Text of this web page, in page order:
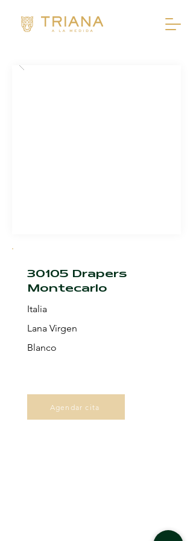
30105 Drapers
Montecarlo
Italia
Lana Virgen
Blanco
Agendar cita